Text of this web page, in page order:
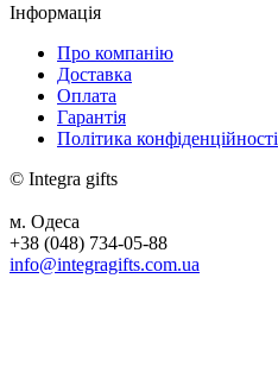
Інформація
Про компанію
Доставка
Оплата
Гарантія
Політика конфіденційності
© Integra gifts
м. Одеса
+38 (048) 734-05-88
info@integragifts.com.ua